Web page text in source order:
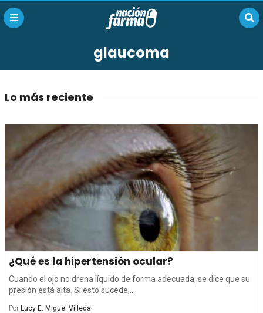
glaucoma
Lo más reciente
¿Qué es la hipertensión ocular?
Cuando el ojo no drena líquido de forma adecuada, se dice que su
presión está alta. Si esto sucede,...
Por Lucy E. Miguel Villeda